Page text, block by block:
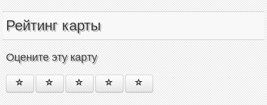
Рейтинг карты
Оцените эту карту